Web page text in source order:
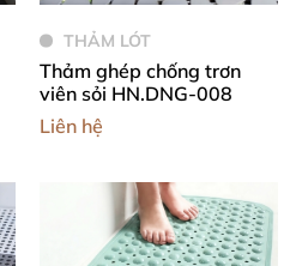
THẢM LÓT
Thảm ghép chống trơn
viên sỏi HN.DNG-008
Liên hệ